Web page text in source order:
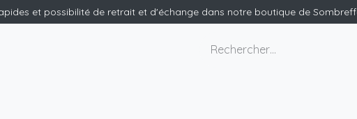
et possibilité de retrait et d'échange dans notre boutique de